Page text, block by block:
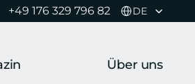
+49 176 329 796 82 DE
Über uns